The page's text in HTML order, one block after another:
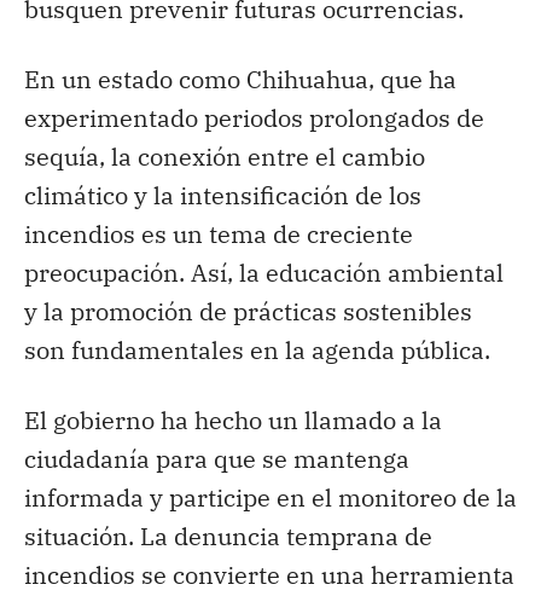
busquen prevenir futuras ocurrencias.
En un estado como Chihuahua, que ha
experimentado periodos prolongados de
sequía, la conexión entre el cambio
climático y la intensificación de los
incendios es un tema de creciente
preocupación. Así, la educación ambiental
y la promoción de prácticas sostenibles
son fundamentales en la agenda pública.
El gobierno ha hecho un llamado a la
ciudadanía para que se mantenga
informada y participe en el monitoreo de la
situación. La denuncia temprana de
incendios se convierte en una herramienta